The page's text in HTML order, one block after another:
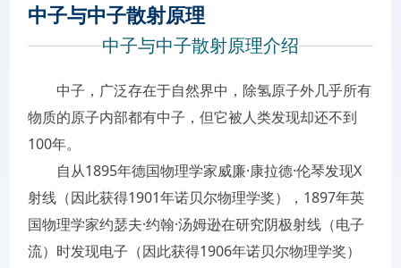
中子与中子散射原理
中子与中子散射原理介绍
中子，广泛存在于自然界中，除氢原子外几乎所有
物质的原子内部都有中子，但它被人类发现却还不到
100年。
自从1895年德国物理学家威廉·康拉德·伦琴发现X
射线（因此获得1901年诺贝尔物理学奖），1897年英
国物理学家约瑟夫·约翰·汤姆逊在研究阴极射线（电子
流）时发现电子（因此获得1906年诺贝尔物理学奖）